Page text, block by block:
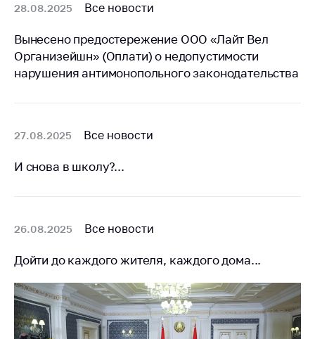
символы
5 лет МАРТ
Деятельность
регулирование и
конкуренция
Торговля и услуги
Защита прав
рекламной
деятельности
Международное
28.08.2025 Все новости
Вынесено предостережение ООО «Лайт Вел
Организейшн» (Оплати) о недопустимости
нарушения антимонопольного законодательства
27.08.2025 Все новости
И снова в школу?...
26.08.2025 Все новости
Дойти до каждого жителя, каждого дома...